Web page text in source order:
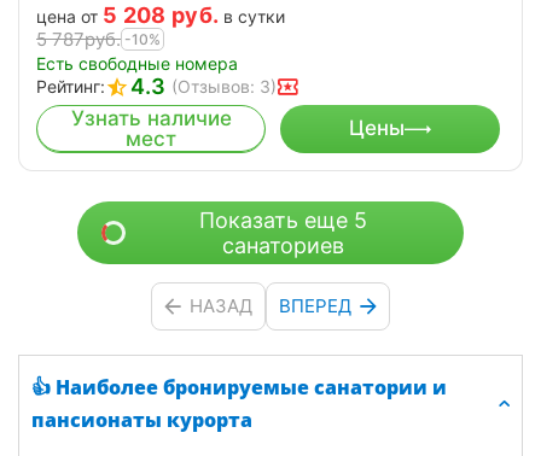
👍 Наиболее бронируемые санатории и
пансионаты курорта
цена от 5 208 руб. в сутки
5 787руб. -10%
Есть свободные номера
Рейтинг:
4.3 (Отзывов: 3)
Узнать наличие
мест
Цены
Показать еще 5
санаториев
НАЗАД ВПЕРЕД